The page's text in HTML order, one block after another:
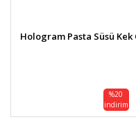
Hologram Pasta Süsü Kek
%20
indirim